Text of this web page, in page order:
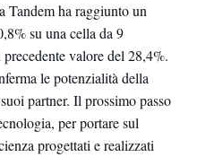
Tandem ha raggiunto un
su una cella da 9
valore del 28,4%.
le potenzialità della
partner. Il prossimo passo
per portare sul
progettati e realizzati